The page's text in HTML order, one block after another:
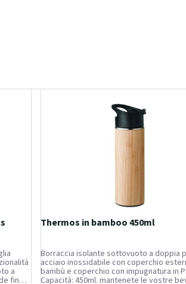
a
fino a
Thermos in bamboo 450ml
Borraccia isolante sottovuoto a doppia
acciaio inossidabile con coperchio
bambù e coperchio con impugnatura in
Capacità: 450ml. mantenete le vostre